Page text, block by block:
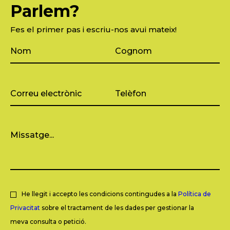
Parlem?
Fes el primer pas i escriu-nos avui mateix!
He llegit i accepto les condicions contingudes a la Política de
Privacitat sobre el tractament de les dades per gestionar la
meva consulta o petició.